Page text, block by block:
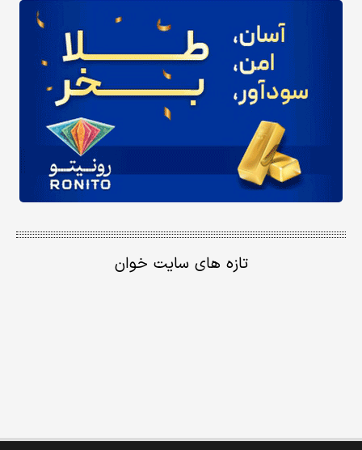
تازه های سایت خوان